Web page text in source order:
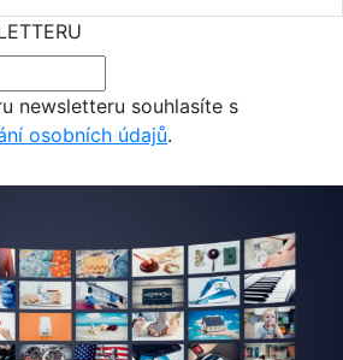
newsletteru souhlasíte s
osobních údajů.